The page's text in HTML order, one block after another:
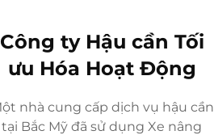
Công ty Hậu cần Tối
ưu Hóa Hoạt Động
nhà cung cấp dịch vụ hậu cần
tại Bắc Mỹ đã sử dụng Xe nâng